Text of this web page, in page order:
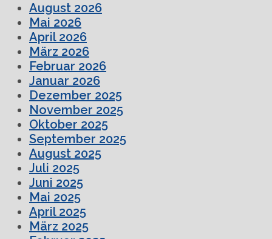
August 2026
Mai 2026
April 2026
März 2026
Februar 2026
Januar 2026
Dezember 2025
November 2025
Oktober 2025
September 2025
August 2025
Juli 2025
Juni 2025
Mai 2025
April 2025
März 2025